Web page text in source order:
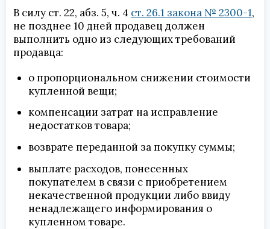
В силу ст. 22, абз. 5, ч. 4 ст. 26.1 закона № 2300-1,
не позднее 10 дней продавец должен
выполнить одно из следующих требований
продавца:
о пропорциональном снижении стоимости
купленной вещи;
компенсации затрат на исправление
недостатков товара;
возврате переданной за покупку суммы;
выплате расходов, понесенных
покупателем в связи с приобретением
некачественной продукции либо ввиду
ненадлежащего информирования о
купленном товаре.